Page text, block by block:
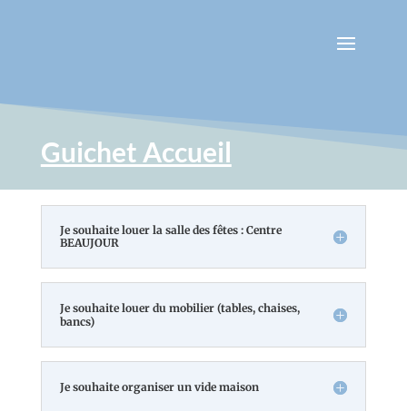
Guichet Accueil
Je souhaite louer la salle des fêtes : Centre
BEAUJOUR
Je souhaite louer du mobilier (tables, chaises,
bancs)
Je souhaite organiser un vide maison